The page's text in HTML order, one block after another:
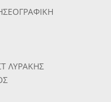
ΛΥΡΑΚΗΣ